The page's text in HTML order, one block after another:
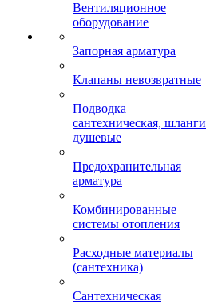
Вентиляционное
оборудование
Запорная арматура
Клапаны невозвратные
Подводка
сантехническая, шланги
душевые
Предохранительная
арматура
Комбинированные
системы отопления
Расходные материалы
(сантехника)
Сантехническая